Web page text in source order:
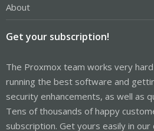
About
Get your subscription!
The Proxmox team works very
running the best software and
security enhancements, as well as
Tens of thousands of happy
subscription. Get yours easily in our